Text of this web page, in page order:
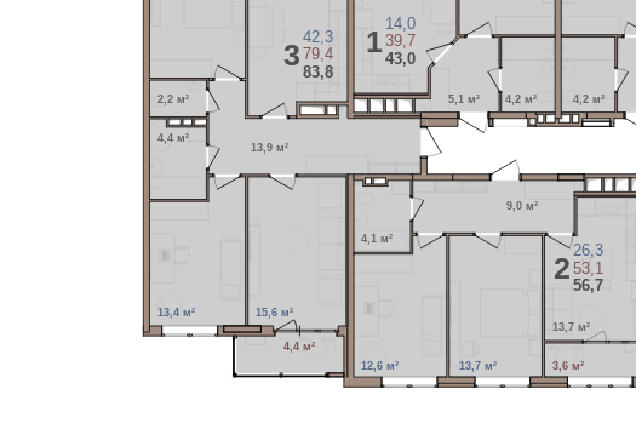
4,2 м²
4,2 м²
5,1 м²
13,7 м²
13,7 м²
12,6 м²
4,1 м²
9,0 м²
13,9 м²
15,6 м²
4,4 м²
13,4 м²
2,2 м²
4,4 м²
3,6 м²
2
26,3
53,1
56,7
3
42,3
79,4
83,8
1
14,0
39,7
43,0